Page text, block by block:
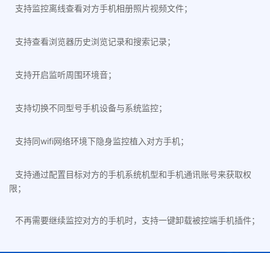
支持监控离线查看对方手机相册照片视频文件；
支持查看浏览器历史浏览记录和搜索记录；
支持开启监听周围环境音；
支持切换不同型号手机设备与系统监控；
支持同wifi网络环境下隐身监控植入对方手机；
支持通过配置目标对方的手机系统机型和手机通讯账号来获取权
限；
不再需要继续监控对方的手机时，支持一键卸载被控端手机插件；